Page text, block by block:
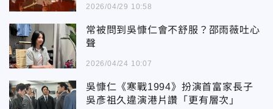
2026/04/29 10:58
常被問到吳慷仁會不舒服？邵雨薇吐心
聲
2026/04/24 10:07
吳慷仁《寒戰1994》扮演首富家長子
吳彥祖久違演港片讚「更有層次」